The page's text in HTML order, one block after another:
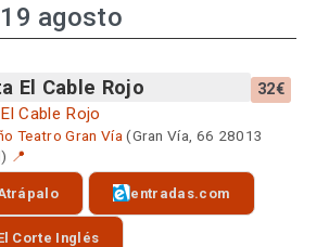
agosto
El Cable Rojo 32€
Cable Rojo
Teatro Gran Vía(Gran Vía, 66 28013
📍
entradas.com
Corte Inglés